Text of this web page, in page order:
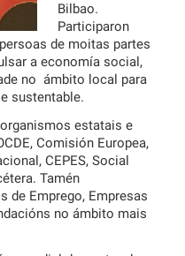
Bilbao.
Participaron
de moitas partes
a economía social,
no ámbito local para
sustentable.
estatais e
Comisión Europea,
CEPES, Social
Tamén
de Emprego, Empresas
no ámbito mais